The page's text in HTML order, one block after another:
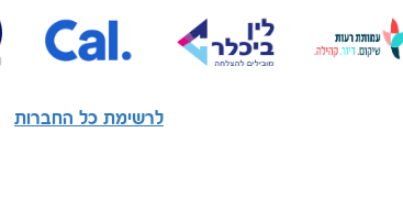
לרשימת כל החברות